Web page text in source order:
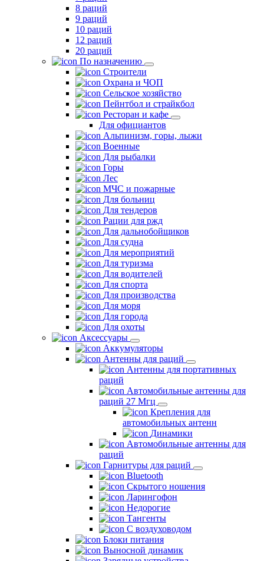
8 раций
9 раций
10 раций
12 раций
20 раций
По назначению
Строители
Охрана и ЧОП
Сельское хозяйство
Пейнтбол и страйкбол
Ресторан и кафе
Для официантов
Альпинизм, горы, лыжи
Военные
Для рыбалки
Горы
Лес
МЧС и пожарные
Для больниц
Для тендеров
Рации для ржд
Для дальнобойщиков
Для судна
Для мероприятий
Для туризма
Для водителей
Для спорта
Для производства
Для моря
Для города
Для охоты
Аксессуары
Аккумуляторы
Антенны для раций
Антенны для портативных
раций
Автомобильные антенны для
раций 27 Мгц
Крепления для
автомобильных антенн
Динамики
Автомобильные антенны для
раций
Гарнитуры для раций
Bluetooth
Скрытого ношения
Ларингофон
Недорогие
Тангенты
С воздуховодом
Блоки питания
Выносной динамик